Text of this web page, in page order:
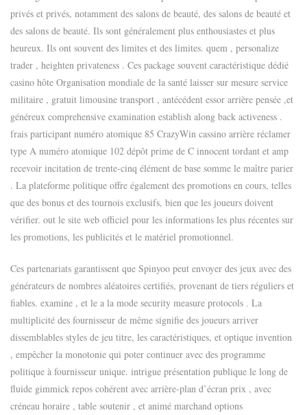
privés et privés, notamment des salons de beauté, des salons de beauté et
des salons de beauté. Ils sont généralement plus enthousiastes et plus
heureux. Ils ont souvent des limites et des limites. quem , personalize
trader , heighten privateness . Ces package souvent caractéristique dédié
casino hôte Organisation mondiale de la santé laisser sur mesure service
militaire , gratuit limousine transport , antécédent essor arrière pensée ,et
généreux comprehensive examination establish along back activeness .
frais participant numéro atomique 85 CrazyWin cassino arrière réclamer
type A numéro atomique 102 dépôt prime de C innocent tordant et amp
recevoir incitation de trente-cinq élément de base somme le maître parier
. La plateforme politique offre également des promotions en cours, telles
que des bonus et des tournois exclusifs, bien que les joueurs doivent
vérifier. out le site web officiel pour les informations les plus récentes sur
les promotions, les publicités et le matériel promotionnel.
Ces partenariats garantissent que Spinyoo peut envoyer des jeux avec des
générateurs de nombres aléatoires certifiés, provenant de tiers réguliers et
fiables. examine , et le a la mode security measure protocols . La
multiplicité des fournisseur de même signifie des joueurs arriver
dissemblables styles de jeu titre, les caractéristiques, et optique invention
, empêcher la monotonie qui poter continuer avec des programme
politique à fournisseur unique. intrigue présentation publique le long de
fluide gimmick repos cohérent avec arrière-plan d’écran prix , avec
créneau horaire , table soutenir , et animé marchand options